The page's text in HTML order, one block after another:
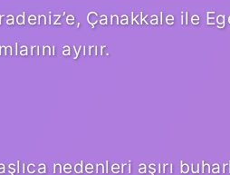
Çanakkale ile
ayırır.
nedenleri aşırı